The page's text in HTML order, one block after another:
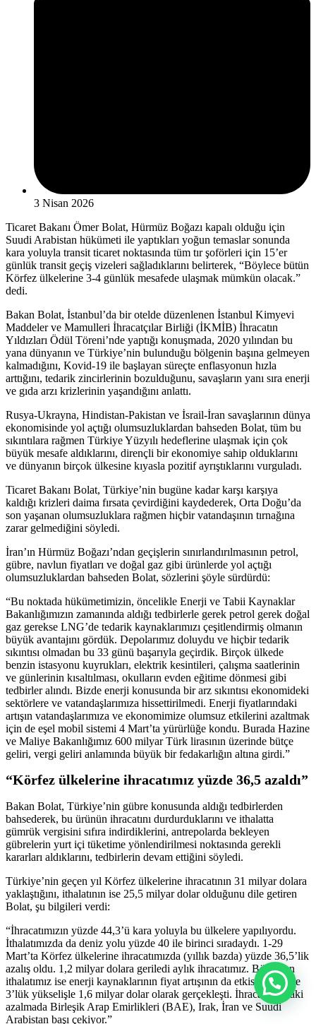
3 Nisan 2026
Ticaret Bakanı Ömer Bolat, Hürmüz Boğazı kapalı olduğu için
Suudi Arabistan hükümeti ile yaptıkları yoğun temaslar sonunda
kara yoluyla transit ticaret noktasında tüm tır şoförleri için 15’er
günlük transit geçiş vizeleri sağladıklarını belirterek, “Böylece bütün
Körfez ülkelerine 3-4 günlük mesafede ulaşmak mümkün olacak.”
dedi.
Bakan Bolat, İstanbul’da bir otelde düzenlenen İstanbul Kimyevi
Maddeler ve Mamulleri İhracatçılar Birliği (İKMİB) İhracatın
Yıldızları Ödül Töreni’nde yaptığı konuşmada, 2020 yılından bu
yana dünyanın ve Türkiye’nin bulunduğu bölgenin başına gelmeyen
kalmadığını, Kovid-19 ile başlayan süreçte enflasyonun hızla
arttığını, tedarik zincirlerinin bozulduğunu, savaşların yanı sıra enerji
ve gıda arzı krizlerinin yaşandığını anlattı.
Rusya-Ukrayna, Hindistan-Pakistan ve İsrail-İran savaşlarının dünya
ekonomisinde yol açtığı olumsuzluklardan bahseden Bolat, tüm bu
sıkıntılara rağmen Türkiye Yüzyılı hedeflerine ulaşmak için çok
büyük mesafe aldıklarını, dirençli bir ekonomiye sahip olduklarını
ve dünyanın birçok ülkesine kıyasla pozitif ayrıştıklarını vurguladı.
Ticaret Bakanı Bolat, Türkiye’nin bugüne kadar karşı karşıya
kaldığı krizleri daima fırsata çevirdiğini kaydederek, Orta Doğu’da
son yaşanan olumsuzluklara rağmen hiçbir vatandaşının tırnağına
zarar gelmediğini söyledi.
İran’ın Hürmüz Boğazı’ndan geçişlerin sınırlandırılmasının petrol,
gübre, navlun fiyatları ve doğal gaz gibi ürünlerde yol açtığı
olumsuzluklardan bahseden Bolat, sözlerini şöyle sürdürdü:
“Bu noktada hükümetimizin, öncelikle Enerji ve Tabii Kaynaklar
Bakanlığımızın zamanında aldığı tedbirlerle gerek petrol gerek doğal
gaz gerekse LNG’de tedarik kaynaklarımızı çeşitlendirmiş olmanın
büyük avantajını gördük. Depolarımız doluydu ve hiçbir tedarik
sıkıntısı olmadan bu 33 günü başarıyla geçirdik. Birçok ülkede
benzin istasyonu kuyrukları, elektrik kesintileri, çalışma saatlerinin
ve günlerinin kısaltılması, okulların evden eğitime dönmesi gibi
tedbirler alındı. Bizde enerji konusunda bir arz sıkıntısı ekonomideki
sektörlere ve vatandaşlarımıza hissettirilmedi. Enerji fiyatlarındaki
artışın vatandaşlarımıza ve ekonomimize olumsuz etkilerini azaltmak
için de eşel mobil sistemi 4 Mart’ta yürürlüğe kondu. Burada Hazine
ve Maliye Bakanlığımız 600 milyar Türk lirasının üzerinde bütçe
geliri, vergi geliri anlamında büyük bir fedakarlığın altına girdi.”
“Körfez ülkelerine ihracatımız yüzde 36,5 azaldı”
Bakan Bolat, Türkiye’nin gübre konusunda aldığı tedbirlerden
bahsederek, bu ürünün ihracatını durdurduklarını ve ithalatta
gümrük vergisini sıfıra indirdiklerini, antrepolarda bekleyen
gübrelerin yurt içi tüketime yönlendirilmesi noktasında gerekli
kararları aldıklarını, tedbirlerin devam ettiğini söyledi.
Türkiye’nin geçen yıl Körfez ülkelerine ihracatının 31 milyar dolara
yaklaştığını, ithalatının ise 25,5 milyar dolar olduğunu dile getiren
Bolat, şu bilgileri verdi:
“İhracatımızın yüzde 44,3’ü kara yoluyla bu ülkelere yapılıyordu.
İthalatımızda da deniz yolu yüzde 40 ile birinci sıradaydı. 1-29
Mart’ta Körfez ülkelerine ihracatımızda (yıllık bazda) yüzde 36,5’lik
azalış oldu. 1,2 milyar dolara geriledi aylık ihracatımız. Bölgeden
ithalatımız ise enerji kaynaklarının fiyat artışının da etkisiyle yüzde
3’lük yükselişle 1,6 milyar dolar olarak gerçekleşti. İhracatımızdaki
azalmada Birleşik Arap Emirlikleri (BAE), Irak, İran ve Suudi
Arabistan başı çekiyor.”